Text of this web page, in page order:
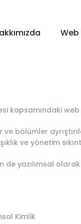
Web
kapsamındaki
bölümler
ve yönetim
yazılımsal
Kimlik